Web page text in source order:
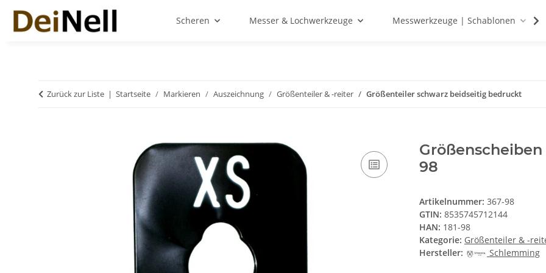
Scheren Messer & Lochwerkzeuge Messwerkzeuge | Schablonen
Zurück zur Liste Startseite Markieren Auszeichnung Größenteiler & -reiter Größenteiler schwarz beidseitig bedruckt
98
Artikelnummer: 367-98
GTIN: 8535745712144
HAN: 181-98
Kategorie: Größenteiler & -
Hersteller:
Schlemming